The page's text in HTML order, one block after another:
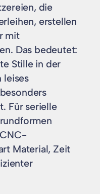
die
erstellen
mit
Das bedeutet:
Stille in der
leises
Für serielle
Material, Zeit